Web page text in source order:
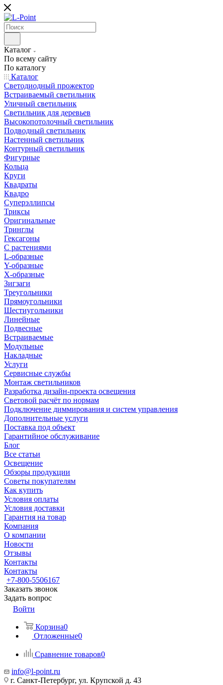
Каталог
По всему сайту
По каталогу
Каталог
Светодиодный прожектор
Встраиваемый светильник
Уличный светильник
Светильник для деревьев
Высокопотолочный светильник
Подводный светильник
Настенный светильник
Контурный светильник
Фигурные
Кольца
Круги
Квадраты
Квадро
Суперэллипсы
Триксы
Оригинальные
Тринглы
Гексагоны
С растениями
L-образные
Y-образные
X-образные
Зигзаги
Треугольники
Прямоугольники
Шестиугольники
Линейные
Подвесные
Встраиваемые
Модульные
Накладные
Услуги
Сервисные службы
Монтаж светильников
Разработка дизайн-проекта освещения
Световой расчёт по нормам
Подключение диммирования и систем управления
Дополнительные услуги
Поставка под объект
Гарантийное обслуживание
Блог
Все статьи
Освещение
Обзоры продукции
Советы покупателям
Как купить
Условия оплаты
Условия доставки
Гарантия на товар
Компания
О компании
Новости
Отзывы
Контакты
Контакты
+7-800-5506167
Заказать звонок
Задать вопрос
Войти
Корзина0
Отложенные0
Сравнение товаров0
info@l-point.ru
г. Санкт-Петербург, ул. Крупской д. 43